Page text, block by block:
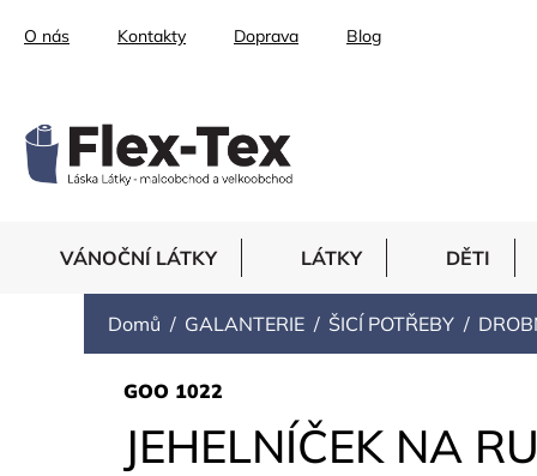
O nás Kontakty Doprava Blog
VÁNOČNÍ LÁTKY LÁTKY DĚTI
Domů GALANTERIE ŠICÍ POTŘEBY
JEHELNÍČEK NA
GOO 1022